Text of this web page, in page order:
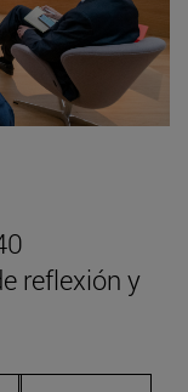
reflexión y